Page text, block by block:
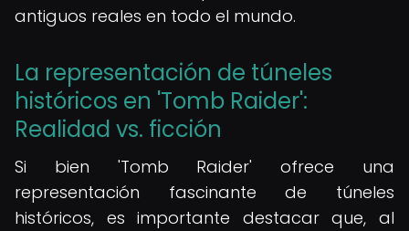
antiguos reales en todo el mundo.
La representación de túneles
históricos en 'Tomb Raider':
Realidad vs. ficción
Si bien 'Tomb Raider' ofrece una
representación fascinante de túneles
históricos, es importante destacar que, al